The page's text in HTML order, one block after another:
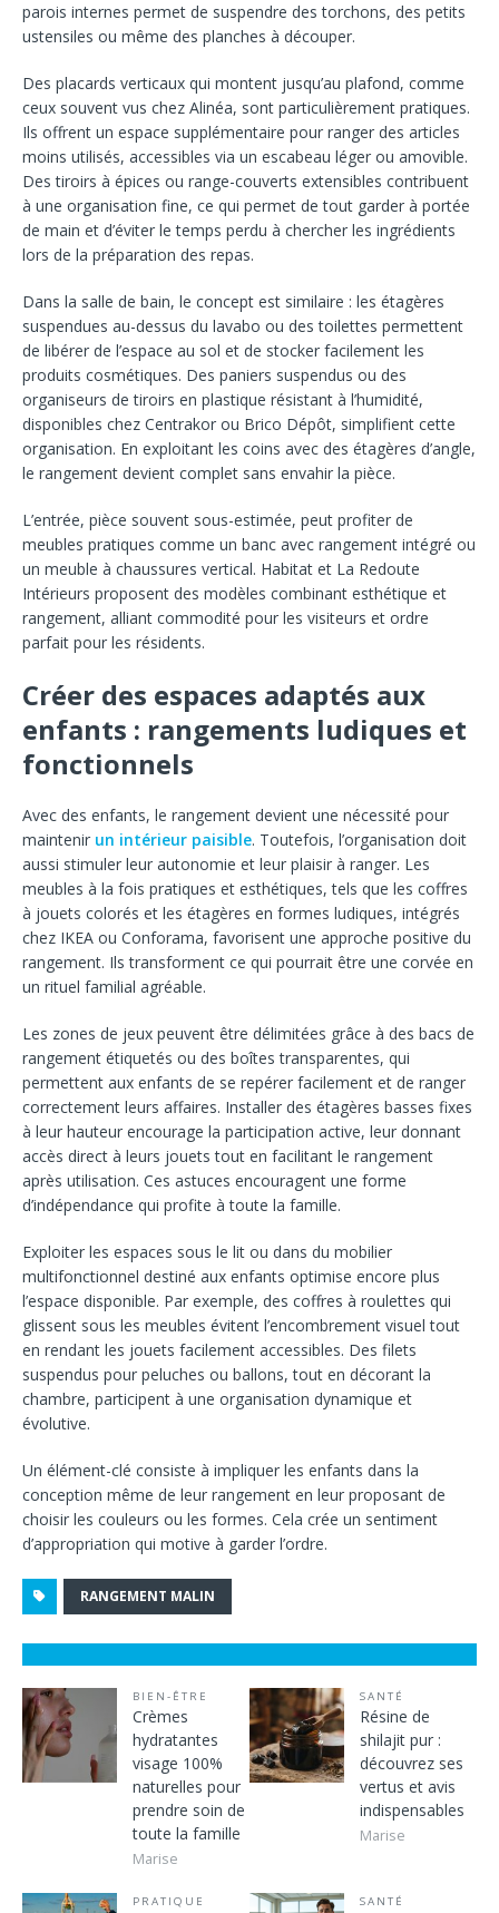
parois internes permet de suspendre des torchons, des petits
ustensiles ou même des planches à découper.
Des placards verticaux qui montent jusqu’au plafond, comme
ceux souvent vus chez Alinéa, sont particulièrement pratiques.
Ils offrent un espace supplémentaire pour ranger des articles
moins utilisés, accessibles via un escabeau léger ou amovible.
Des tiroirs à épices ou range-couverts extensibles contribuent
à une organisation fine, ce qui permet de tout garder à portée
de main et d’éviter le temps perdu à chercher les ingrédients
lors de la préparation des repas.
Dans la salle de bain, le concept est similaire : les étagères
suspendues au-dessus du lavabo ou des toilettes permettent
de libérer de l’espace au sol et de stocker facilement les
produits cosmétiques. Des paniers suspendus ou des
organiseurs de tiroirs en plastique résistant à l’humidité,
disponibles chez Centrakor ou Brico Dépôt, simplifient cette
organisation. En exploitant les coins avec des étagères d’angle,
le rangement devient complet sans envahir la pièce.
L’entrée, pièce souvent sous-estimée, peut profiter de
meubles pratiques comme un banc avec rangement intégré ou
un meuble à chaussures vertical. Habitat et La Redoute
Intérieurs proposent des modèles combinant esthétique et
rangement, alliant commodité pour les visiteurs et ordre
parfait pour les résidents.
Créer des espaces adaptés aux
enfants : rangements ludiques et
fonctionnels
Avec des enfants, le rangement devient une nécessité pour
maintenir un intérieur paisible. Toutefois, l’organisation doit
aussi stimuler leur autonomie et leur plaisir à ranger. Les
meubles à la fois pratiques et esthétiques, tels que les coffres
à jouets colorés et les étagères en formes ludiques, intégrés
chez IKEA ou Conforama, favorisent une approche positive du
rangement. Ils transforment ce qui pourrait être une corvée en
un rituel familial agréable.
Les zones de jeux peuvent être délimitées grâce à des bacs de
rangement étiquetés ou des boîtes transparentes, qui
permettent aux enfants de se repérer facilement et de ranger
correctement leurs affaires. Installer des étagères basses fixes
à leur hauteur encourage la participation active, leur donnant
accès direct à leurs jouets tout en facilitant le rangement
après utilisation. Ces astuces encouragent une forme
d’indépendance qui profite à toute la famille.
Exploiter les espaces sous le lit ou dans du mobilier
multifonctionnel destiné aux enfants optimise encore plus
l’espace disponible. Par exemple, des coffres à roulettes qui
glissent sous les meubles évitent l’encombrement visuel tout
en rendant les jouets facilement accessibles. Des filets
suspendus pour peluches ou ballons, tout en décorant la
chambre, participent à une organisation dynamique et
évolutive.
Un élément-clé consiste à impliquer les enfants dans la
conception même de leur rangement en leur proposant de
choisir les couleurs ou les formes. Cela crée un sentiment
d’appropriation qui motive à garder l’ordre.
RANGEMENT MALIN
BIEN-ÊTRE
Crèmes
hydratantes
visage 100%
naturelles pour
prendre soin de
toute la famille
Marise
SANTÉ
Résine de
shilajit pur :
découvrez ses
vertus et avis
indispensables
Marise
PRATIQUE SANTÉ